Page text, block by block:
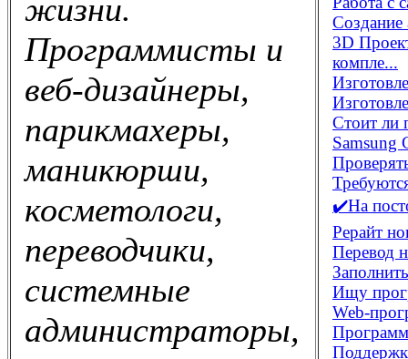
жизни.
Программисты и
веб-дизайнеры,
парикмахеры,
маникюрши,
косметологи,
переводчики,
системные
администраторы,
Создание
3D
компле...
Стоит ли
Samsung
✔️На
Рерайт
Перевод
Ищу
Web-